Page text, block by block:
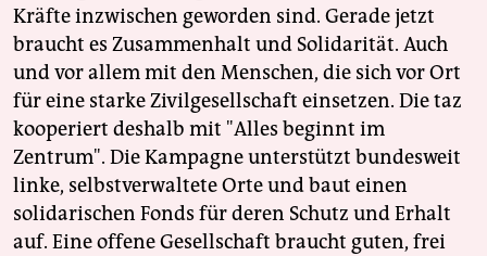
Kräfte inzwischen geworden sind. Gerade jetzt
braucht es Zusammenhalt und Solidarität. Auch
und vor allem mit den Menschen, die sich vor Ort
für eine starke Zivilgesellschaft einsetzen. Die taz
kooperiert deshalb mit "Alles beginnt im
Zentrum". Die Kampagne unterstützt bundesweit
linke, selbstverwaltete Orte und baut einen
solidarischen Fonds für deren Schutz und Erhalt
auf. Eine offene Gesellschaft braucht guten, frei